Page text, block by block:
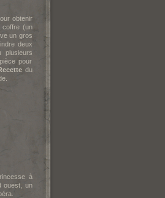
obtenir
coffre (un
un gros
deux
plusieurs
pour
du
à
ouest, un